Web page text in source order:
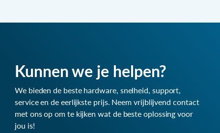
Kunnen we je helpen?
We bieden de beste hardware, snelheid, support,
service en de eerlijkste prijs. Neem vrijblijvend contact
met ons op om te kijken wat de beste oplossing voor
jou is!